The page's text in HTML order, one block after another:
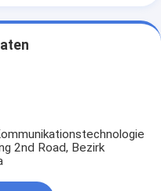
2nd Road, Bezirk